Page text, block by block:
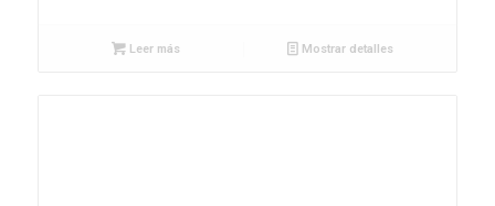
Leer más Mostrar detalles